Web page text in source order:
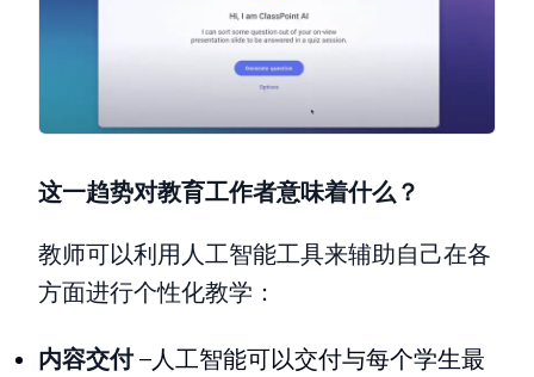
这一趋势对教育工作者意味着什么？
教师可以利用人工智能工具来辅助自己在各
方面进行个性化教学：
内容交付–人工智能可以交付与每个学生最